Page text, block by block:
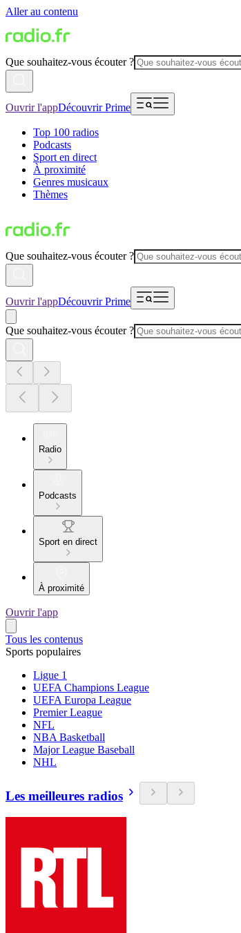
Aller au contenu
Que souhaitez-vous écouter ?
Ouvrir l'appDécouvrir Prime
Top 100 radios
Podcasts
Sport en direct
À proximité
Genres musicaux
Thèmes
Que souhaitez-vous écouter ?
Ouvrir l'appDécouvrir Prime
Que souhaitez-vous écouter ?
Radio
Podcasts
Sport en direct
À proximité
Ouvrir l'app
Tous les contenus
Sports populaires
Ligue 1
UEFA Champions League
UEFA Europa League
Premier League
NFL
NBA Basketball
Major League Baseball
NHL
Les meilleures radios